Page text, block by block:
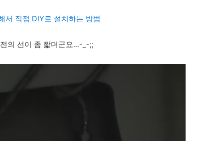
서 직접 DIY로 설치하는 방법
의 선이 좀 짧더군요...-_-;;